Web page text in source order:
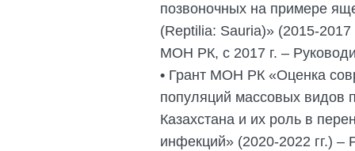
позвоночных на примере
(Reptilia: Sauria)» (2015-2017
МОН РК, с 2017 г. –
• Грант МОН РК «Оценка
популяций массовых видов
Казахстана и их роль в
инфекций» (2020-2022 гг.) –